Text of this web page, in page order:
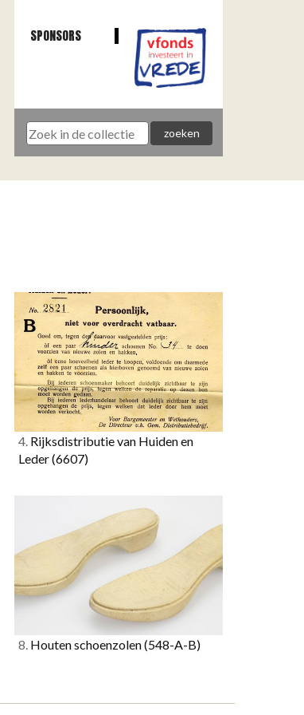
SPONSORS
4.Rijksdistributie van Huiden en
Leder(6607)
8.Houten schoenzolen(548-A-B)